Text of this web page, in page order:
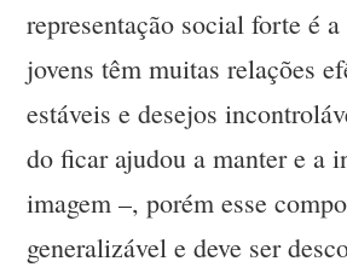
representação social forte é a
jovens têm muitas relações
estáveis e desejos
do ficar ajudou a manter e a
imagem –, porém esse
generalizável e deve ser